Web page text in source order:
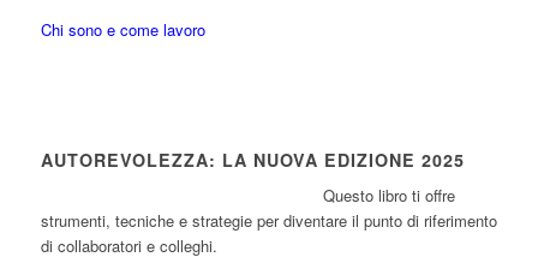
Chi sono e come lavoro
AUTOREVOLEZZA: LA NUOVA EDIZIONE 2025
Questo libro ti offre
strumenti, tecniche e strategie per diventare il punto di riferimento
di collaboratori e colleghi.